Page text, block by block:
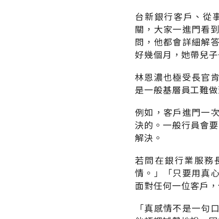
台新銀行客戶、從
關，大家一進門看
問，他都會詳細解
好幾個月，她帶兒
林恩濃也極受長官
是一般基層員工難
例如，客戶進門一
決的。一般行員會
解決。
若問在銀行業服務
情。」「只要用真
面對任何一位客戶
「真感情不是一句